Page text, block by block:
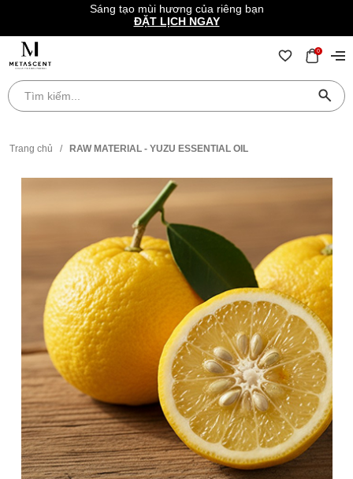
Sáng tạo mùi hương của riêng bạn
ĐẶT LỊCH NGAY
0
Trang chủ / RAW MATERIAL - YUZU ESSENTIAL OIL